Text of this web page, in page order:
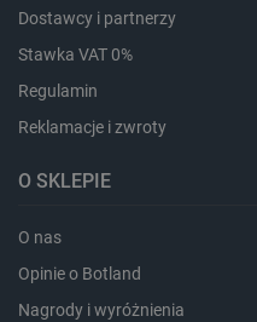
Dostawcy i partnerzy
Stawka VAT 0%
Regulamin
Reklamacje i zwroty
O SKLEPIE
O nas
Opinie o Botland
Nagrody i wyróżnienia
critData
CookieScriptConsent